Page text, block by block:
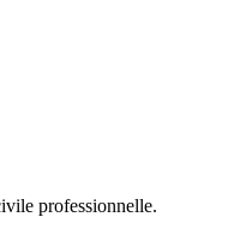
professionnelle.